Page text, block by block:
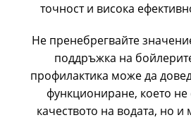
точност и висока
Не пренебрегвайте
поддръжка на
профилактика може да
функциониране, което
качеството на водата, но